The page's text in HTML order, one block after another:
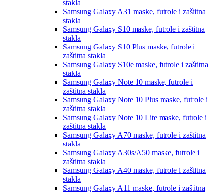
stakla
Samsung Galaxy A31 maske, futrole i zaštitna
stakla
Samsung Galaxy S10 maske, futrole i zaštitna
stakla
Samsung Galaxy S10 Plus maske, futrole i
zaštitna stakla
Samsung Galaxy S10e maske, futrole i zaštitna
stakla
Samsung Galaxy Note 10 maske, futrole i
zaštitna stakla
Samsung Galaxy Note 10 Plus maske, futrole i
zaštitna stakla
Samsung Galaxy Note 10 Lite maske, futrole i
zaštitna stakla
Samsung Galaxy A70 maske, futrole i zaštitna
stakla
Samsung Galaxy A30s/A50 maske, futrole i
zaštitna stakla
Samsung Galaxy A40 maske, futrole i zaštitna
stakla
Samsung Galaxy A11 maske, futrole i zaštitna